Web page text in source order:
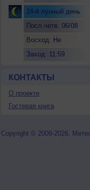
24-й лунный день
Посл.четв. 06/08
Восход: Не
Заход: 11:59
КОНТАКТЫ
О проекте
Гостевая книга
Copyright © 2009-2026,